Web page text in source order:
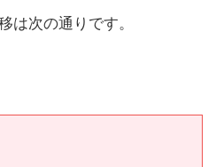
は次の通りです。